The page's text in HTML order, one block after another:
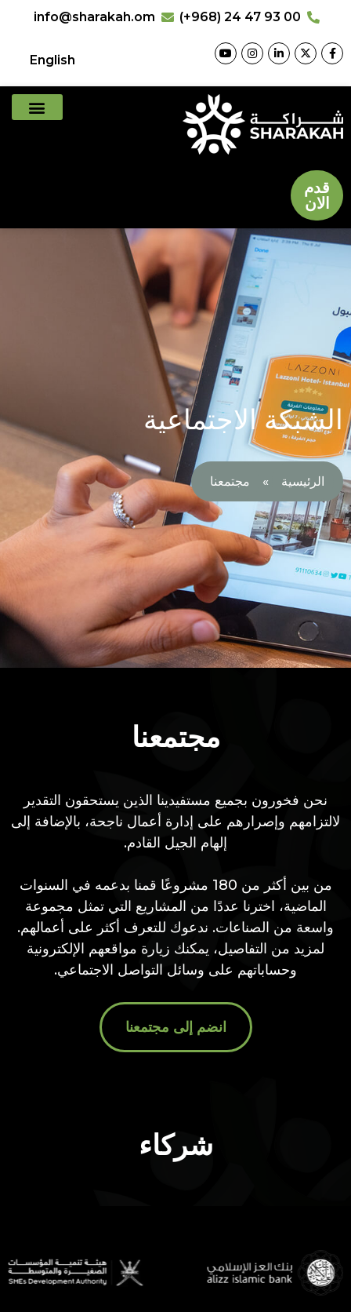
(+968) 24 47 93 00
info@sharakah.om
English
قدم
الان
الشبكة الاجتماعية
الرئيسية » مجتمعنا
مجتمعنا
نحن فخورون بجميع مستفيدينا الذين يستحقون التقدير
لالتزامهم وإصرارهم على إدارة أعمال ناجحة، بالإضافة إلى
إلهام الجيل القادم.
من بين أكثر من 180 مشروعًا قمنا بدعمه في السنوات
الماضية، اخترنا عددًا من المشاريع التي تمثل مجموعة
واسعة من الصناعات. ندعوك للتعرف أكثر على أعمالهم.
لمزيد من التفاصيل، يمكنك زيارة مواقعهم الإلكترونية
وحساباتهم على وسائل التواصل الاجتماعي.
انضم إلى مجتمعنا
شركاء